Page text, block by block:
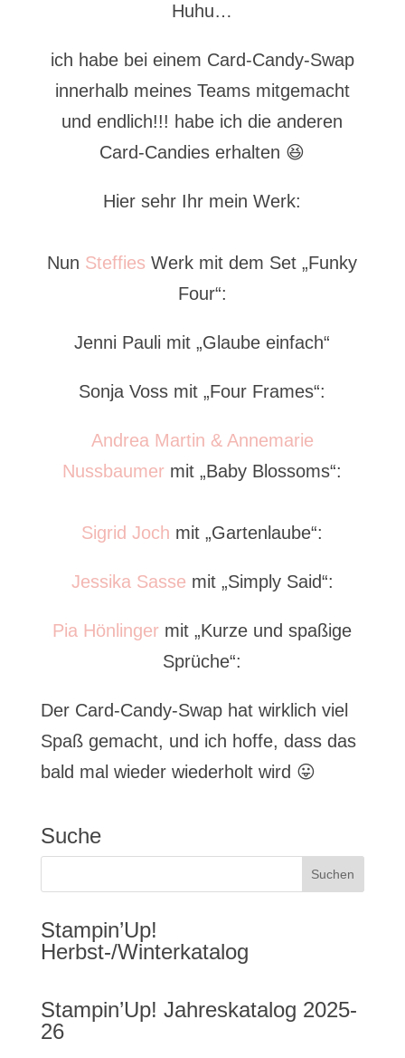
Huhu…
ich habe bei einem Card-Candy-Swap
innerhalb meines Teams mitgemacht
und endlich!!! habe ich die anderen
Card-Candies erhalten 😆
Hier sehr Ihr mein Werk:
Nun Steffies Werk mit dem Set „Funky
Four“:
Jenni Pauli mit „Glaube einfach“
Sonja Voss mit „Four Frames“:
Andrea Martin & Annemarie
Nussbaumer mit „Baby Blossoms“:
Sigrid Joch mit „Gartenlaube“:
Jessika Sasse mit „Simply Said“:
Pia Hönlinger mit „Kurze und spaßige
Sprüche“:
Der Card-Candy-Swap hat wirklich viel
Spaß gemacht, und ich hoffe, dass das
bald mal wieder wiederholt wird 😛
Suche
Stampin’Up!
Herbst-/Winterkatalog
Stampin’Up! Jahreskatalog 2025-
26